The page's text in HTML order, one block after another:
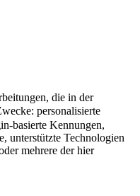
die in der
personalisierte
basierte Kennungen,
unterstützte Technologien
mehrere der hier